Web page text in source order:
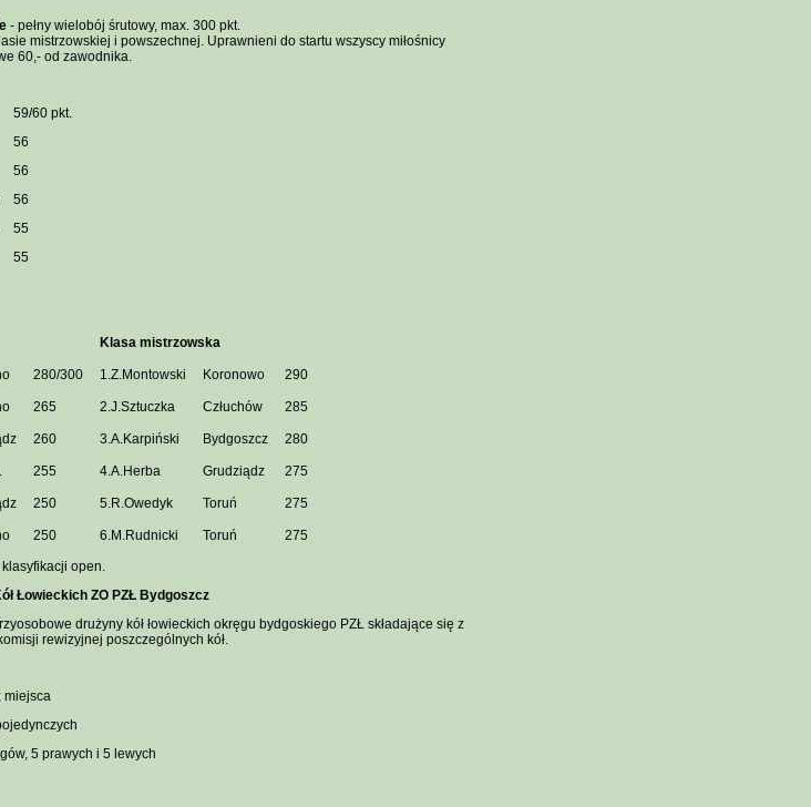
- pełny wielobój śrutowy, max. 300 pkt.
mistrzowskiej i powszechnej. Uprawnieni do startu wszyscy miłośnicy
60,- od zawodnika.
59/60 pkt.
56
56
56
55
55
Klasa mistrzowska
280/300 1.Z.Montowski Koronowo 290
265 2.J.Sztuczka Człuchów 285
260 3.A.Karpiński Bydgoszcz 280
255 4.A.Herba Grudziądz 275
250 5.R.Owedyk Toruń 275
250 6.M.Rudnicki Toruń
275
open.
Łowieckich ZO PZŁ Bydgoszcz
drużyny kół łowieckich okręgu bydgoskiego PZŁ składające się z
rewizyjnej poszczególnych kół.
miejsca
5 prawych i 5 lewych